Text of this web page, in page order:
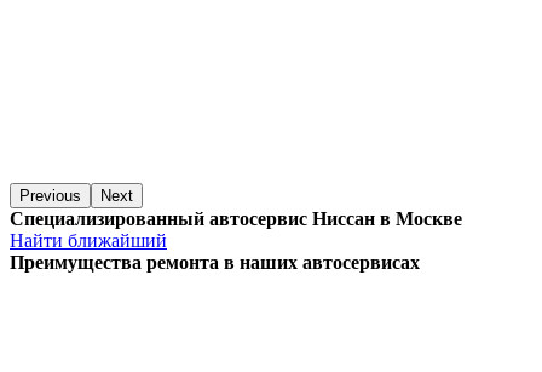
Previous Next
Специализированный автосервис Ниссан в Москве
Найти ближайший
Преимущества ремонта в наших автосервисах